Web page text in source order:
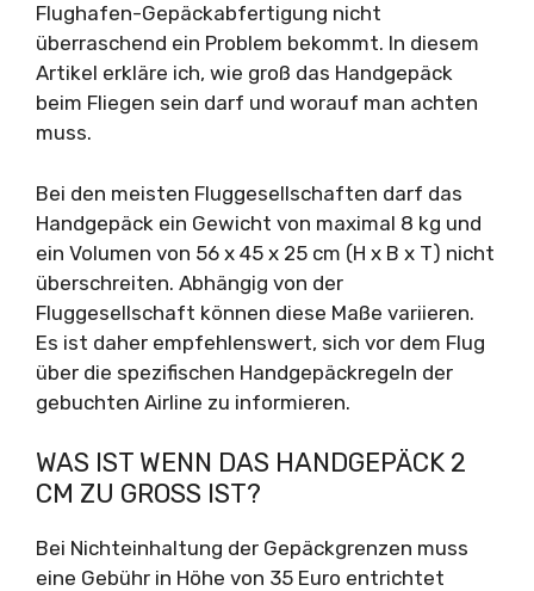
Flughafen-Gepäckabfertigung nicht
überraschend ein Problem bekommt. In diesem
Artikel erkläre ich, wie groß das Handgepäck
beim Fliegen sein darf und worauf man achten
muss.
Bei den meisten Fluggesellschaften darf das
Handgepäck ein Gewicht von maximal 8 kg und
ein Volumen von 56 x 45 x 25 cm (H x B x T) nicht
überschreiten. Abhängig von der
Fluggesellschaft können diese Maße variieren.
Es ist daher empfehlenswert, sich vor dem Flug
über die spezifischen Handgepäckregeln der
gebuchten Airline zu informieren.
WAS IST WENN DAS HANDGEPÄCK 2
CM ZU GROSS IST?
Bei Nichteinhaltung der Gepäckgrenzen muss
eine Gebühr in Höhe von 35 Euro entrichtet